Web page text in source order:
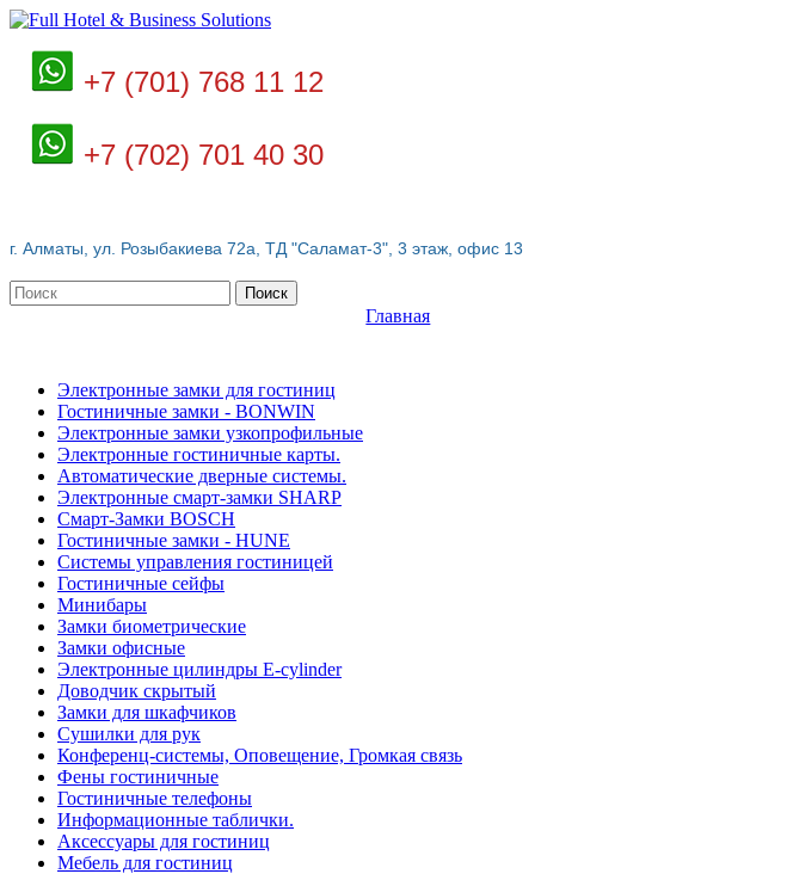
+7 (701) 768 11 12
+7 (702) 701 40 30
г. Алматы, ул. Розыбакиева 72а, ТД "Саламат-3", 3 этаж, офис 13
Поиск
Главная
Электронные замки для гостиниц
Гостиничные замки - BONWIN
Электронные замки узкопрофильные
Электронные гостиничные карты.
Автоматические дверные системы.
Электронные смарт-замки SHARP
Смарт-Замки BOSCH
Гостиничные замки - HUNE
Системы управления гостиницей
Гостиничные сейфы
Минибары
Замки биометрические
Замки офисные
Электронные цилиндры E-cylinder
Доводчик скрытый
Замки для шкафчиков
Сушилки для рук
Конференц-системы, Оповещение, Громкая связь
Фены гостиничные
Гостиничные телефоны
Информационные таблички.
Аксессуары для гостиниц
Мебель для гостиниц